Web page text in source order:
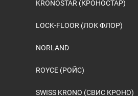
KRONOSTAR (КРОНОСТАР)
LOCK-FLOOR (ЛОК ФЛОР)
NORLAND
ROYCE (РОЙС)
SWISS KRONO (СВИС КРОНО)